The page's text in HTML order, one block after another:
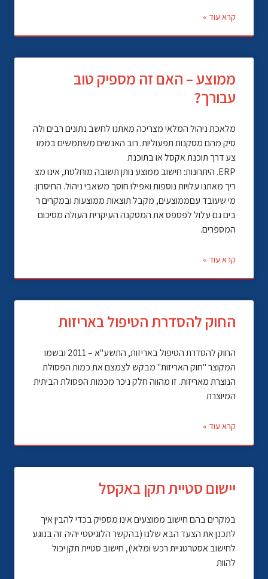
קרא עוד »
ממוצע – האם זה מספיק טוב
עבורך?
מלאכת ניהול המלאי מצריכה מאתנו לחשב נתונים רבים ולה
סיק מהם מסקנות תפעוליות. רוב האנשים משתמשים בממו
צע דרך תוכנת אקסל או בתוכנת
ERP. היתרונות: חישוב ממוצע נותן תשובה מוחלטת, אינו מצ
ריך מאתנו עלויות נוספות ואפילו חוסך משאבי ניהול. החיסרון:
מי שעובד עםממוצעים, מקבל תוצאות ממוצעות ובמקרים ר
בים גם עלול לפספס את המסקנה העיקרית העולה מסיכום
המספרים.
קרא עוד »
החוק להסדרת הטיפול באריזות
החוק להסדרת הטיפול באריזות, התשע"א – 2011 ובשמו
המקוצר "חוק האריזות" מבקש לצמצם את כמות הפסולת
הנוצרת מאריזות. זו מהווה חלק ניכר מכמות הפסולת הביתית
המיוצרת
קרא עוד »
יישום סטיית תקן באקסל
במקרים בהם חישוב ממוצעים אינו מספיק בכדי להבין איך
לתכנן את הצעד הבא שלנו (בהקשר הלוגיסטי יהיה זה בנוגע
לחישוב אסטרטגיית רכש ומלאי), חישוב סטיית תקן יכול
להוות